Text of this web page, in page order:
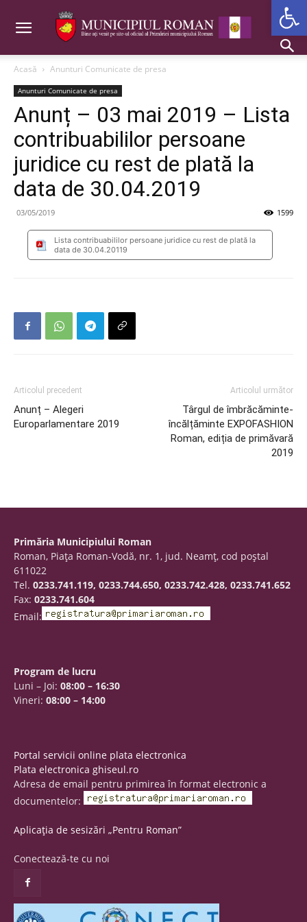
Acasă Anunturi Comunicate de presa
Anunturi Comunicate de presa
Anunț – 03 mai 2019 – Lista
contribuabililor persoane
juridice cu rest de plată la
data de 30.04.2019
03/05/2019 1599
Lista contribuabililor persoane juridice cu rest de plată la
data de 30.04.20119
Articolul precedent
Anunț – Alegeri
Europarlamentare 2019
Articolul următor
Târgul de îmbrăcăminte-
încălțăminte EXPOFASHION
Roman, ediția de primăvară
2019
Primăria Municipiului Roman
Roman, Piaţa Roman-Vodă, nr. 1, jud. Neamţ, cod poştal
611022
Tel. 0233.741.119, 0233.744.650, 0233.742.428, 0233.741.652
Fax: 0233.741.604
Email:
Program de lucru
Luni – Joi: 08:00 – 16:30
Vineri: 08:00 – 14:00
Portal servicii online plata electronica
Plata electronica ghiseul.ro
Adresa de email pentru primirea în format electronic a
documentelor:
Aplicația de sesizări „Pentru Roman”
Conectează-te cu noi